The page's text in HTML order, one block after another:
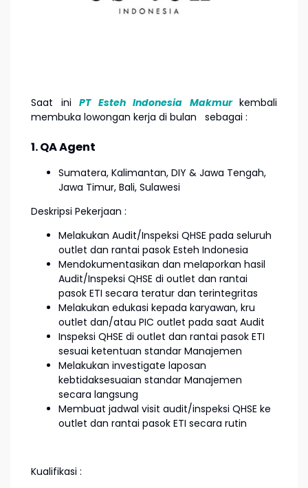
Saat ini PT Esteh Indonesia Makmur kembali
membuka lowongan kerja di bulan
sebagai :
1. QA Agent
Sumatera, Kalimantan, DIY & Jawa Tengah,
Jawa Timur, Bali, Sulawesi
Deskripsi Pekerjaan :
Melakukan Audit/Inspeksi QHSE pada seluruh
outlet dan rantai pasok Esteh Indonesia
Mendokumentasikan dan melaporkan hasil
Audit/Inspeksi QHSE di outlet dan rantai
pasok ETI secara teratur dan terintegritas
Melakukan edukasi kepada karyawan, kru
outlet dan/atau PIC outlet pada saat Audit
Inspeksi QHSE di outlet dan rantai pasok ETI
sesuai ketentuan standar Manajemen
Melakukan investigate laposan
kebtidaksesuaian standar Manajemen
secara langsung
Membuat jadwal visit audit/inspeksi QHSE ke
outlet dan rantai pasok ETI secara rutin
Kualifikasi :